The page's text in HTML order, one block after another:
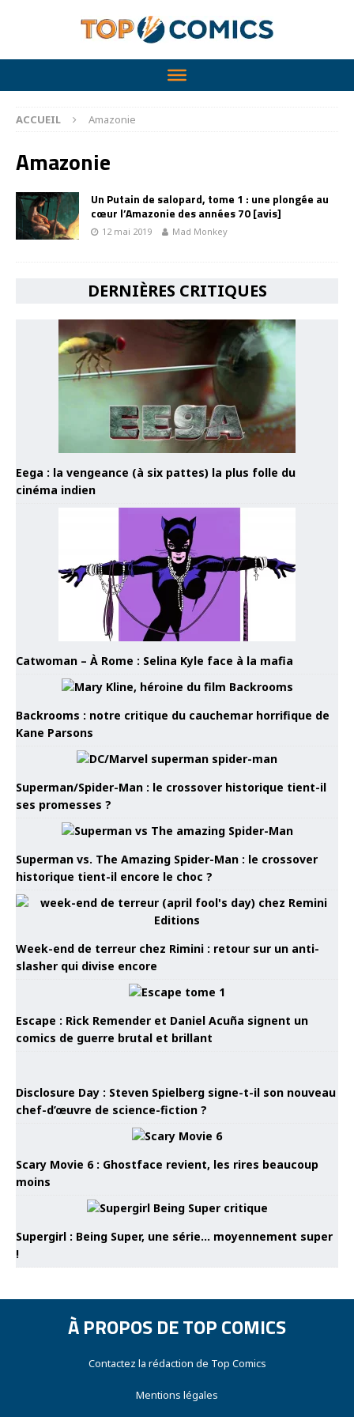
ACCUEIL Amazonie
Amazonie
Un Putain de salopard, tome 1 : une plongée au
cœur l’Amazonie des années 70 [avis]
12 mai 2019 Mad Monkey
DERNIÈRES CRITIQUES
Eega : la vengeance (à six pattes) la plus folle du
cinéma indien
Catwoman – À Rome : Selina Kyle face à la mafia
Backrooms : notre critique du cauchemar horrifique de
Kane Parsons
Superman/Spider-Man : le crossover historique tient-il
ses promesses ?
Superman vs. The Amazing Spider-Man : le crossover
historique tient-il encore le choc ?
Week-end de terreur chez Rimini : retour sur un anti-
slasher qui divise encore
Escape : Rick Remender et Daniel Acuña signent un
comics de guerre brutal et brillant
Disclosure Day : Steven Spielberg signe-t-il son nouveau
chef-d’œuvre de science-fiction ?
Scary Movie 6 : Ghostface revient, les rires beaucoup
moins
Supergirl : Being Super, une série… moyennement super
!
À PROPOS DE TOP COMICS
Contactez la rédaction de Top Comics
Mentions légales